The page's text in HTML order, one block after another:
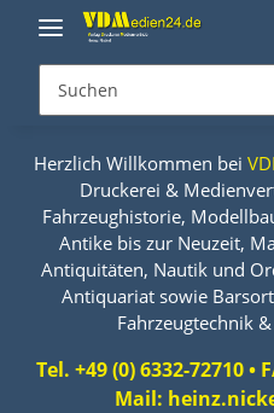
Herzlich Willkommen bei
Druckerei &
Fahrzeughistorie,
Antike bis zur Neuzeit,
Antiquitäten, Nautik und
Antiquariat sowie
Fahrzeugtechnik
Tel. +49 (0) 6332-72710 •
Mail: